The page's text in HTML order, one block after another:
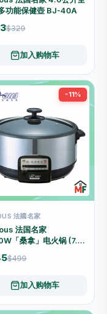
功能保健壺 BJ-40A
$329
加入购物车
-11%
法國名家
法国名家
「桑拿」电火锅 (7.5
CDK-200
$499
加入购物车